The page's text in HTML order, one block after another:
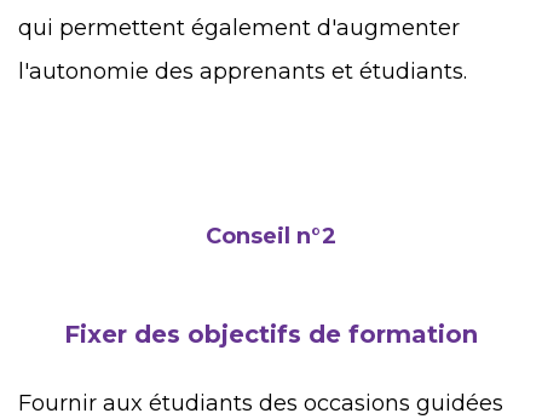
qui permettent également d'augmenter
l'autonomie des apprenants et étudiants.
Conseil n°2
Fixer des objectifs de formation
Fournir aux étudiants des occasions guidées